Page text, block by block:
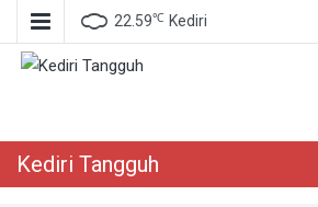
22.59℃ Kediri
Kediri Tangguh